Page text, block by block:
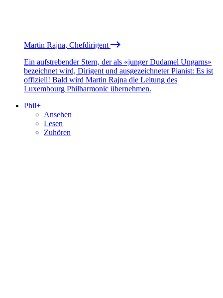
Martin Rajna, Chefdirigent
Ein aufstrebender Stern, der als «junger Dudamel Ungarns»
bezeichnet wird, Dirigent und ausgezeichneter Pianist: Es ist
offiziell! Bald wird Martin Rajna die Leitung des
Luxembourg Philharmonic übernehmen.
Phil+
Ansehen
Lesen
Zuhören